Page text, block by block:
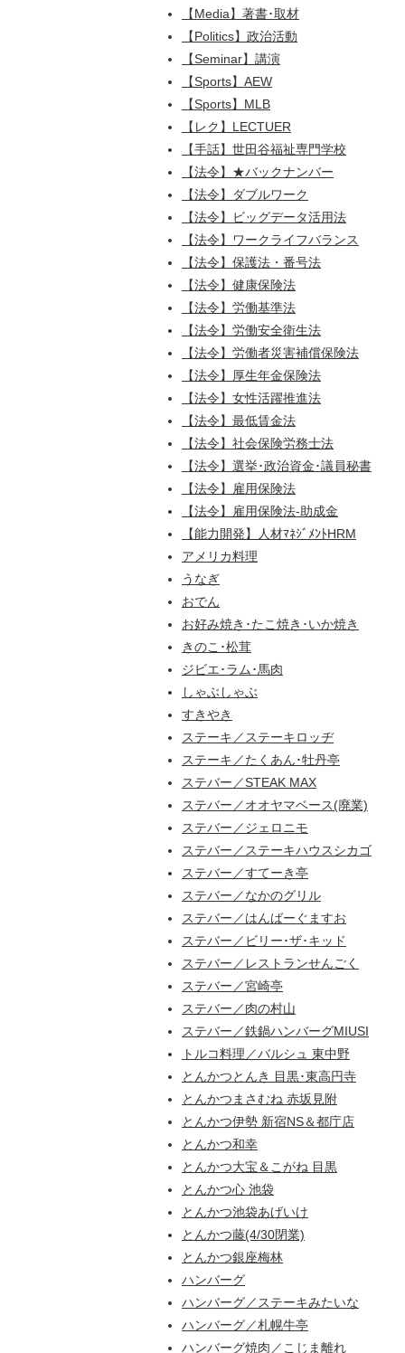
【Media】著書･取材
【Politics】政治活動
【Seminar】講演
【Sports】AEW
【Sports】MLB
【レク】LECTUER
【手話】世田谷福祉専門学校
【法令】★バックナンバー
【法令】ダブルワーク
【法令】ビッグデータ活用法
【法令】ワークライフバランス
【法令】保護法・番号法
【法令】健康保険法
【法令】労働基準法
【法令】労働安全衛生法
【法令】労働者災害補償保険法
【法令】厚生年金保険法
【法令】女性活躍推進法
【法令】最低賃金法
【法令】社会保険労務士法
【法令】選挙･政治資金･議員秘書
【法令】雇用保険法
【法令】雇用保険法-助成金
【能力開発】人材ﾏﾈｼﾞﾒﾝﾄHRM
アメリカ料理
うなぎ
おでん
お好み焼き･たこ焼き･いか焼き
きのこ･松茸
ジビエ･ラム･馬肉
しゃぶしゃぶ
すきやき
ステーキ／ステーキロッヂ
ステーキ／たくあん･牡丹亭
ステバー／STEAK MAX
ステバー／オオヤマベース(廃業)
ステバー／ジェロニモ
ステバー／ステーキハウスシカゴ
ステバー／すてーき亭
ステバー／なかのグリル
ステバー／はんばーぐますお
ステバー／ビリー･ザ･キッド
ステバー／レストランせんごく
ステバー／宮崎亭
ステバー／肉の村山
ステバー／鉄鍋ハンバーグMIUSI
トルコ料理／バルシュ 東中野
とんかつとんき 目黒･東高円寺
とんかつまさむね 赤坂見附
とんかつ伊勢 新宿NS＆都庁店
とんかつ和幸
とんかつ大宝＆こがね 目黒
とんかつ心 池袋
とんかつ池袋あげいけ
とんかつ藤(4/30閉業)
とんかつ銀座梅林
ハンバーグ
ハンバーグ／ステーキみたいな
ハンバーグ／札幌牛亭
ハンバーグ焼肉／こじま離れ